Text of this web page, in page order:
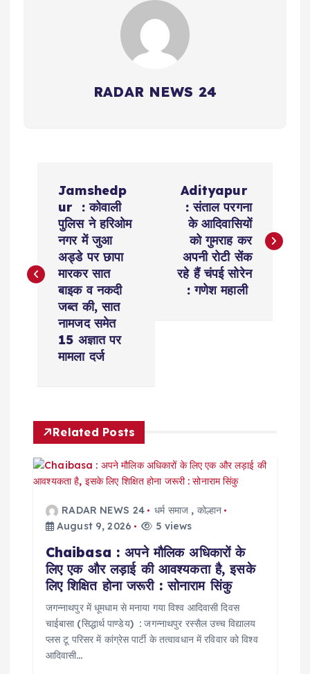
RADAR NEWS 24
t
g
a
Jamshedp
ur : कोवाली
पुलिस ने हरिओम
नगर में जुआ
अड्डे पर छापा
मारकर सात
बाइक व नकदी
जब्त की, सात
नामजद समेत
15 अज्ञात पर
मामला दर्ज
Adityapur
: संताल परगना
के आदिवासियों
को गुमराह कर
अपनी रोटी सेंक
रहे हैं चंपई सोरेन
: गणेश महाली
Related Posts
RADAR NEWS 24 धर्म समाज , कोल्हान
August 9, 2026
5 views
Chaibasa : अपने मौलिक अधिकारों के
लिए एक और लड़ाई की आवश्यकता है, इसके
लिए शिक्षित होना जरूरी : सोनाराम सिंकु
जगन्नाथपुर में धूमधाम से मनाया गया विश्व आदिवासी दिवस
चाईबासा (सिद्धार्थ पाण्डेय) : जगन्नाथपुर रस्सैल उच्च विद्यालय
प्लस टू परिसर में कांग्रेस पार्टी के तत्वावधान में रविवार को विश्व
आदिवासी…